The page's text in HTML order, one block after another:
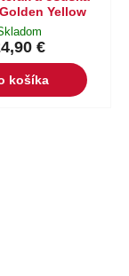
Yellow
€
košíka